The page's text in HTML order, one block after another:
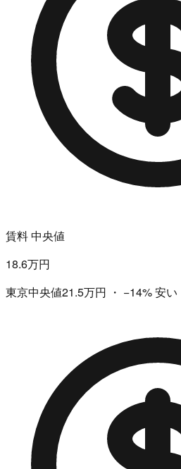
賃料 中央値
18.6万円
東京中央値21.5万円 ・ −14%安い